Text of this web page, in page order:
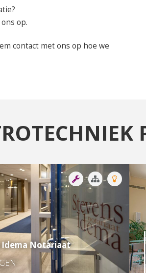
op.
contact met ons op hoe we
Idema Notariaat